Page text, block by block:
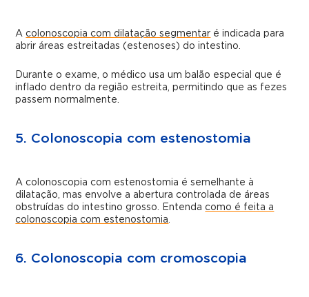
A colonoscopia com dilatação segmentar é indicada para
abrir áreas estreitadas (estenoses) do intestino.
Durante o exame, o médico usa um balão especial que é
inflado dentro da região estreita, permitindo que as fezes
passem normalmente.
5. Colonoscopia com estenostomia
A colonoscopia com estenostomia é semelhante à
dilatação, mas envolve a abertura controlada de áreas
obstruídas do intestino grosso. Entenda como é feita a
colonoscopia com estenostomia.
6. Colonoscopia com cromoscopia